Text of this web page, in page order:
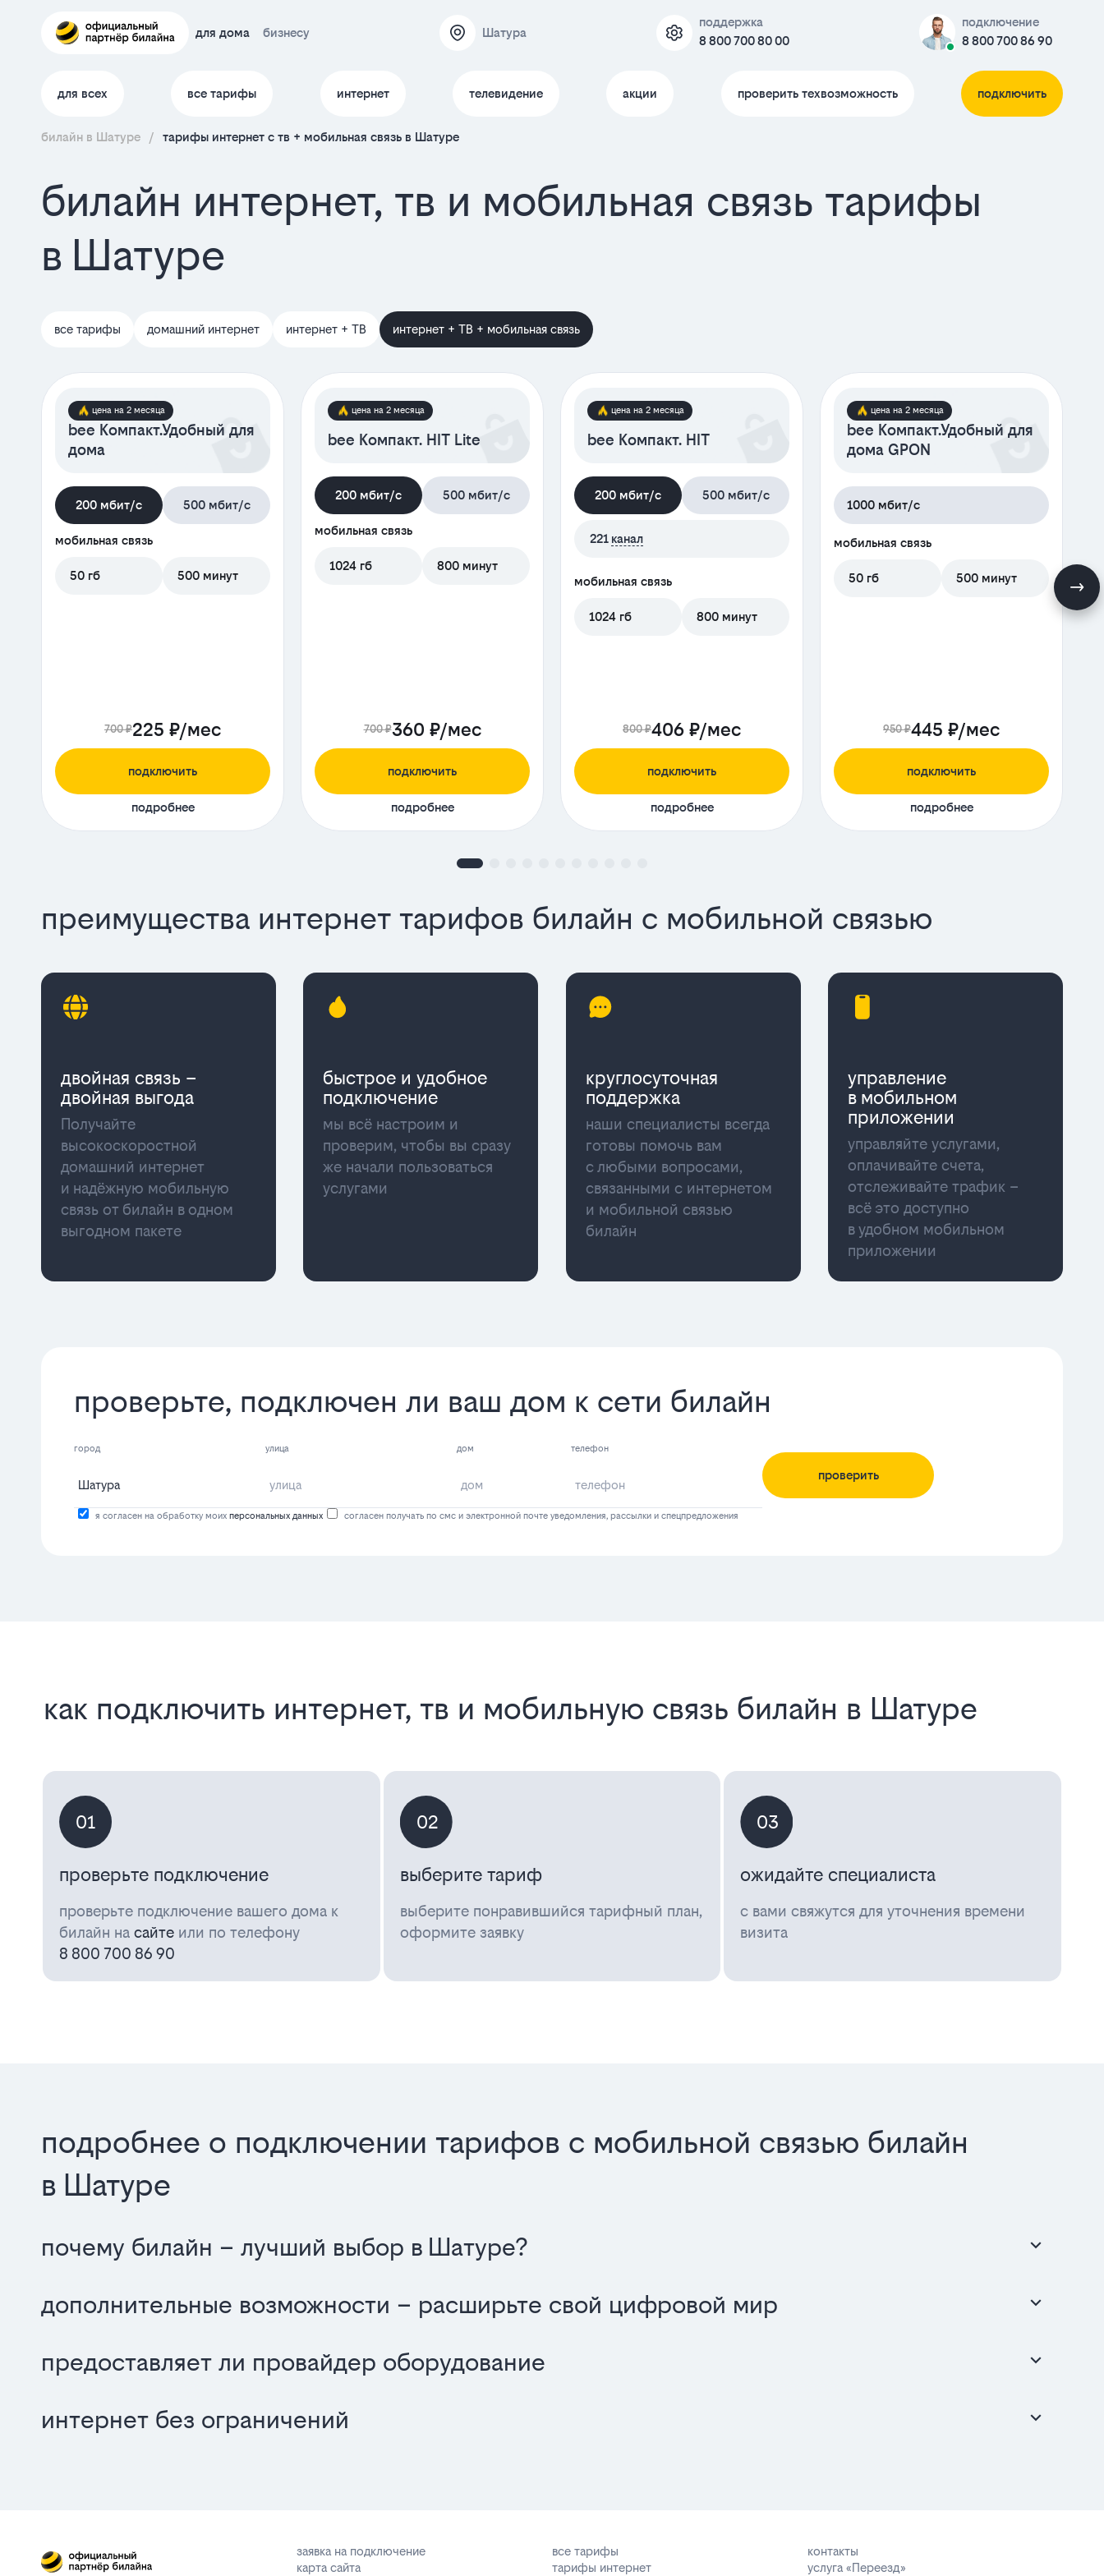
для дома бизнесу Шатура
поддержка
8 800 700 80 00
подключение
8 800 700 86 90
для всех все тарифы интернет телевидение акции проверить техвозможность подключить
билайн в Шатуре / тарифы интернет c тв + мобильная связь в Шатуре
билайн интернет, тв и мобильная связь тарифы
в Шатуре
все тарифы домашний интернет интернет + ТВ интернет + ТВ + мобильная связь
цена на 2 месяца
bee Компакт.Удобный для
дома
200 мбит/с 500 мбит/с
мобильная связь
50 гб 500 минут
700 ₽225 ₽/мес
подключить
подробнее
цена на 2 месяца
bee Компакт. HIT Lite
200 мбит/с 500 мбит/с
мобильная связь
1024 гб 800 минут
700 ₽360 ₽/мес
подключить
подробнее
цена на 2 месяца
bee Компакт. HIT
200 мбит/с 500 мбит/с
221 канал
мобильная связь
1024 гб 800 минут
800 ₽406 ₽/мес
подключить
подробнее
цена на 2 месяца
bee Компакт.Удобный для
дома GPON
1000 мбит/с
мобильная связь
50 гб 500 минут
950 ₽445 ₽/мес
подключить
подробнее
преимущества интернет тарифов билайн с мобильной связью
двойная связь –
двойная выгода
Получайте
высокоскоростной
домашний интернет
и надёжную мобильную
связь от билайн в одном
выгодном пакете
быстрое и удобное
подключение
мы всё настроим и
проверим, чтобы вы сразу
же начали пользоваться
услугами
круглосуточная
поддержка
наши специалисты всегда
готовы помочь вам
с любыми вопросами,
связанными с интернетом
и мобильной связью
билайн
управление
в мобильном
приложении
управляйте услугами,
оплачивайте счета,
отслеживайте трафик –
всё это доступно
в удобном мобильном
приложении
проверьте, подключен ли ваш дом к сети билайн
город улица дом телефон
проверить
я согласен на обработку моих персональных данных согласен получать по смс и электронной почте уведомления, рассылки и спецпредложения
как подключить интернет, тв и мобильную связь билайн в Шатуре
01
проверьте подключение
проверьте подключение вашего дома к
билайн насайте или по телефону
8 800 700 86 90
02
выберите тариф
выберите понравившийся тарифный план,
оформите заявку
03
ожидайте специалиста
с вами свяжутся для уточнения времени
визита
подробнее о подключении тарифов с мобильной связью билайн
в Шатуре
почему билайн – лучший выбор в Шатуре?
дополнительные возможности – расширьте свой цифровой мир
предоставляет ли провайдер оборудование
интернет без ограничений
заявка на подключение
карта сайта
все тарифы
тарифы интернет
контакты
услуга «Переезд»